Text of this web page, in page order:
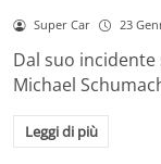
Super Car 23
Dal suo
Michael
Leggi di più